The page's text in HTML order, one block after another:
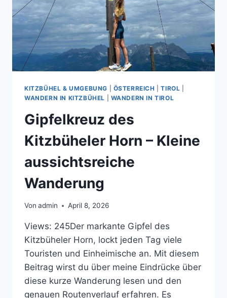
KITZBÜHEL & UMGEBUNG ÖSTERREICH |TIROL
WANDERN IN KITZBÜHEL
WANDERN IN TIROL
Gipfelkreuz des
Kitzbüheler Horn – Kleine
aussichtsreiche
Wanderung
Von admin April 8, 2026
Views: 245Der markante Gipfel des
Kitzbüheler Horn, lockt jeden Tag viele
Touristen und Einheimische an. Mit diesem
Beitrag wirst du über meine Eindrücke über
diese kurze Wanderung lesen und den
genauen Routenverlauf erfahren. Es